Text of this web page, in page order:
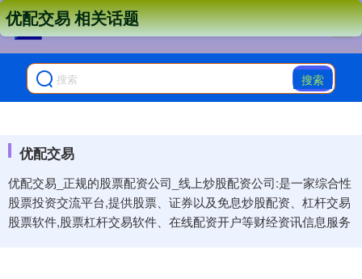
搜索
优配交易
优配交易_正规的股票配资公司_线上炒股配资公司:是一家综合性
股票投资交流平台,提供股票、证券以及免息炒股配资、杠杆交易
股票软件,股票杠杆交易软件、在线配资开户等财经资讯信息服务
优配交易 相关话题